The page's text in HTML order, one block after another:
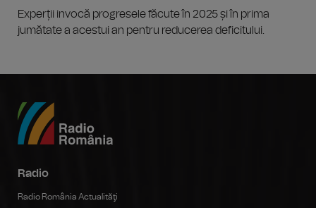
Experții invocă progresele făcute în 2025 și în prima
jumătate a acestui an pentru reducerea deficitului.
Radio
Radio România Actualităţi